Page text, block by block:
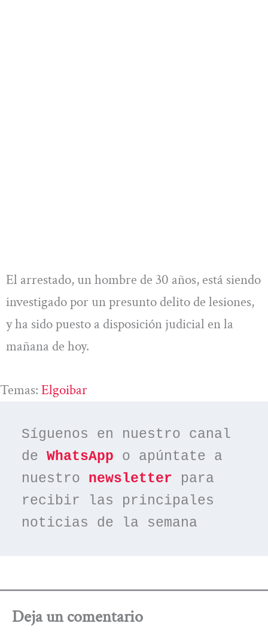
El arrestado, un hombre de 30 años, está siendo
investigado por un presunto delito de lesiones,
y ha sido puesto a disposición judicial en la
mañana de hoy.
Temas: Elgoibar
Síguenos en nuestro canal
de WhatsApp o apúntate a
nuestro newsletter para
recibir las principales
noticias de la semana
Deja un comentario